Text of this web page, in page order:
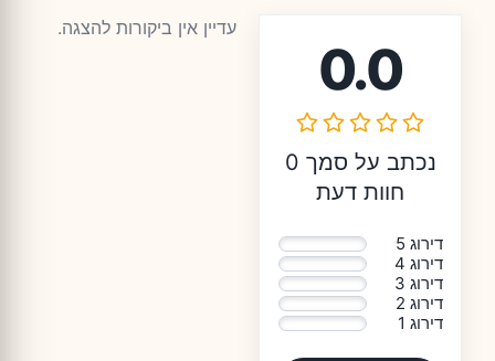
0.0
נכתב על סמך 0
חוות דעת
דירוג 5
דירוג 4
דירוג 3
דירוג 2
דירוג 1
עדיין אין ביקורות להצגה.